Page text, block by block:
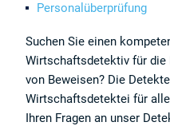
Personalüberprüfung
Suchen Sie einen
Wirtschaftsdetektiv für die
von Beweisen? Die
Wirtschaftsdetektei für
Ihren Fragen an unser